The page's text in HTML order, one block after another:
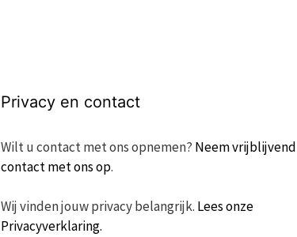
Privacy en contact
Wilt u contact met ons opnemen? Neem vrijblijvend
contact met ons op.
Wij vinden jouw privacy belangrijk. Lees onze
Privacyverklaring.